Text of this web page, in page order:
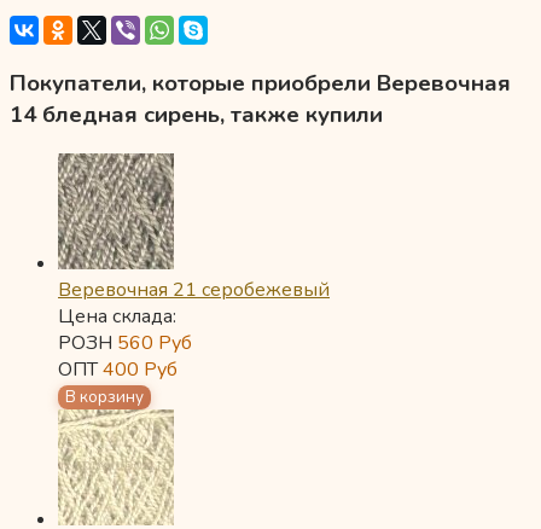
Покупатели, которые приобрели Веревочная
14 бледная сирень, также купили
Веревочная 21 серобежевый
Цена склада:
РОЗН 560 Руб
ОПТ400 Руб